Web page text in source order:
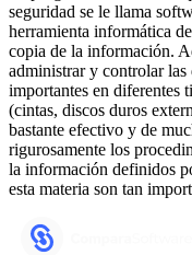
seguridad se le llama
herramienta informática
copia de la información.
administrar y controlar las
importantes en diferentes
(cintas, discos duros
bastante efectivo y de
rigurosamente los
la información definidos
esta materia son tan